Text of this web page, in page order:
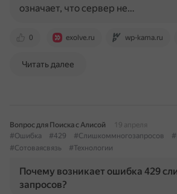
0 exolve.ru wp-kama.ru
означает, что сервер не…
Читать далее
Вопрос для Поиска с Алисой
19 апреля
#Ошибка
#429 #Слишкоммногозапросов
#Сотоваясвязь
#Технологии
Почему возникает ошибка 429
запросов?